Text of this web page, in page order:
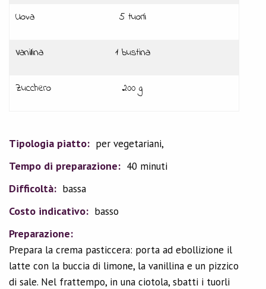
Uova 5 tuorli
Vanillina 1 bustina
Zucchero 200 g
Tipologia piatto: per vegetariani,
Tempo di preparazione: 40 minuti
Difficoltà: bassa
Costo indicativo: basso
Preparazione:
Prepara la crema pasticcera: porta ad ebollizione il
latte con la buccia di limone, la vanillina e un pizzico
di sale. Nel frattempo, in una ciotola, sbatti i tuorli